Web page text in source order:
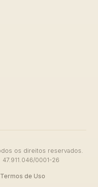
os direitos reservados.
47.911.046/0001-26
Termos de Uso